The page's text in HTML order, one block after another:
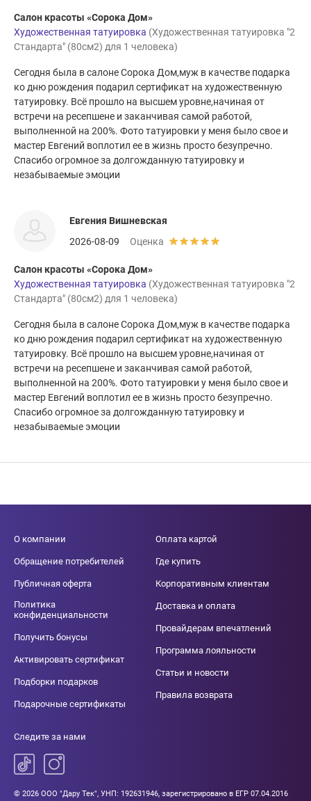
Салон красоты «Сорока Дом»
Художественная татуировка (Художественная татуировка "2
Стандарта" (80см2) для 1 человека)
Сегодня была в салоне Сорока Дом,муж в качестве подарка
ко дню рождения подарил сертификат на художественную
татуировку. Всё прошло на высшем уровне,начиная от
встречи на ресепшене и заканчивая самой работой,
выполненной на 200%. Фото татуировки у меня было свое и
мастер Евгений воплотил ее в жизнь просто безупречно.
Спасибо огромное за долгожданную татуировку и
незабываемые эмоции
Евгения Вишневская
2026-08-09
Оценка
Салон красоты «Сорока Дом»
Художественная татуировка (Художественная татуировка "2
Стандарта" (80см2) для 1 человека)
Сегодня была в салоне Сорока Дом,муж в качестве подарка
ко дню рождения подарил сертификат на художественную
татуировку. Всё прошло на высшем уровне,начиная от
встречи на ресепшене и заканчивая самой работой,
выполненной на 200%. Фото татуировки у меня было свое и
мастер Евгений воплотил ее в жизнь просто безупречно.
Спасибо огромное за долгожданную татуировку и
незабываемые эмоции
О компании
Обращение потребителей
Публичная оферта
Политика
конфиденциальности
Получить бонусы
Активировать сертификат
Подборки подарков
Подарочные сертификаты
Оплата картой
Где купить
Корпоративным клиентам
Доставка и оплата
Провайдерам впечатлений
Программа лояльности
Статьи и новости
Правила возврата
Следите за нами
© 2026 ООО "Дару Тек", УНП: 192631946, зарегистрировано в ЕГР 07.04.2016